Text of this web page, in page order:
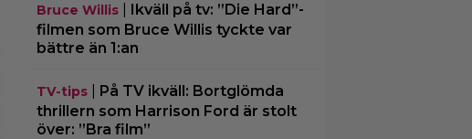
Bruce Willis| Ikväll på tv: ”Die Hard”-
filmen som Bruce Willis tyckte var
bättre än 1:an
TV-tips| På TV ikväll: Bortglömda
thrillern som Harrison Ford är stolt
över: ”Bra film”